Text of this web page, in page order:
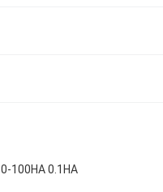
0-100HA 0.1HA اختبار صلابة المقياس الرقمي للشاطئ SI-200 Series CE المعتمد